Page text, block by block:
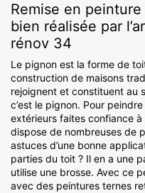
Remise en
bien réalisée par
rénov 34
Le pignon est la forme de
construction de maisons
rejoignent et constituent au
c’est le pignon. Pour
extérieurs faites confiance à
dispose de nombreuses de
astuces d’une bonne
parties du toit ? Il en a une
utilise une brosse. Avec ce
avec des peintures ternes